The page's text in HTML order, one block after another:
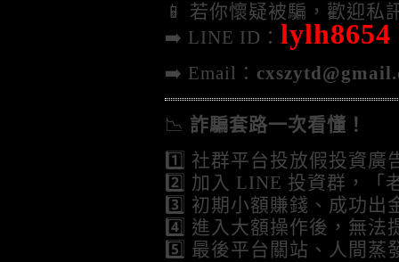
📱 若你懷疑被騙，歡迎私
➡️ LINE ID： lylh8654
➡️ Email：
📉 詐騙套路一次看懂！
1️⃣ 社群平台投放假投資廣
2️⃣ 加入 LINE 投資群，「
3️⃣ 初期小額賺錢、成功
4️⃣ 進入大額操作後，無法
5️⃣ 最後平台關站、人間蒸